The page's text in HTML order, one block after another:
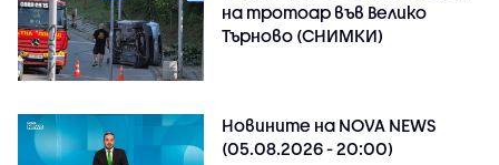
на тротоар във Велико
Търново (СНИМКИ)
Новините на NOVA NEWS
(05.08.2026 - 20:00)